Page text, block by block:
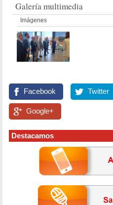
Galería multimedia
Imágenes
Facebook Twitter
Google+
Destacamos